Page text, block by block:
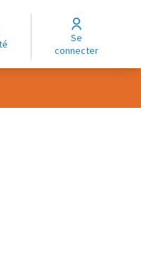
Se
connecter